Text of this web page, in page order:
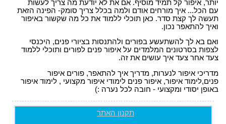
יותר, איפור קל תמיד מוסיף. אם את לא יודעת מה צריך לעשות
עם הכל... איך מורחים אודם ולמה בכלל צריך סומק- הפינה הזאת
תעשה לך קצת סדר. כאן תוכלי ללמוד את כל מה שקשור באיפור
ואיך להתאפר נכון.
ואם בא לך להשתעשע בפורים ולהתנסות בציורי פנים, היכנסי
לצפות בסרטונים המלמדים על איפור פנים לפורים ותוכלי ללמוד
צעד אחר צעד איך עושים את זה.
מדריכי איפור לנערות, מדריך איך להתאפר, פורים איפור
פנים,לימוד איפור, איפור פנים לימודי איפור מקצועי , לימוד איפור
באופן יסודי ומקצועי - חובה לכל נערה :)
תקנון האתר